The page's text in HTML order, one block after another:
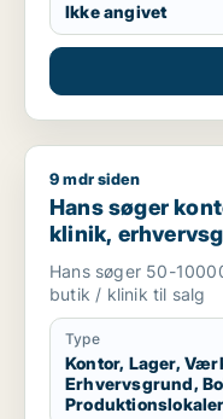
Ikke angivet
Hans søger kontor,
9 mdr siden
Hans søger
klinik,
Region Sjælland
Hans søger 50-
butik / klinik til salg
Type
Kontor, Lager,
Erhvervsgrund,